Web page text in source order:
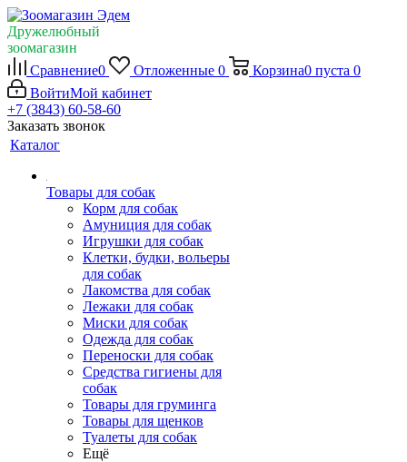
Дружелюбный
зоомагазин
Сравнение0 Отложенные 0 Корзина0 пуста 0
ВойтиМой кабинет
+7 (3843) 60-58-60
Заказать звонок
Каталог
Товары для собак
Корм для собак
Амуниция для собак
Игрушки для собак
Клетки, будки, вольеры
для собак
Лакомства для собак
Лежаки для собак
Миски для собак
Одежда для собак
Переноски для собак
Средства гигиены для
собак
Товары для груминга
Товары для щенков
Туалеты для собак
Ещё